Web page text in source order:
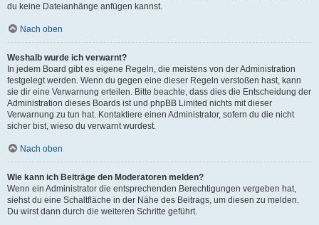
du keine Dateianhänge anfügen kannst.
Nach oben
Weshalb wurde ich verwarnt?
In jedem Board gibt es eigene Regeln, die meistens von der Administration
festgelegt werden. Wenn du gegen eine dieser Regeln verstoßen hast, kann
sie dir eine Verwarnung erteilen. Bitte beachte, dass dies die Entscheidung der
Administration dieses Boards ist und phpBB Limited nichts mit dieser
Verwarnung zu tun hat. Kontaktiere einen Administrator, sofern du die nicht
sicher bist, wieso du verwarnt wurdest.
Nach oben
Wie kann ich Beiträge den Moderatoren melden?
Wenn ein Administrator die entsprechenden Berechtigungen vergeben hat,
siehst du eine Schaltfläche in der Nähe des Beitrags, um diesen zu melden.
Du wirst dann durch die weiteren Schritte geführt.